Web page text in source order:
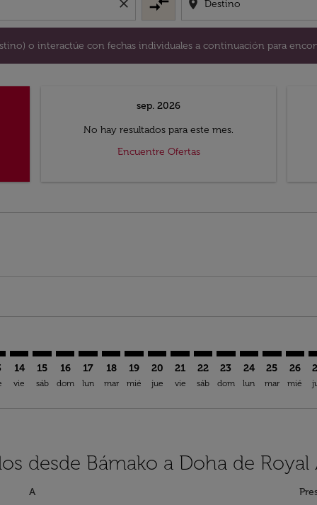
close location_on
o interactúe con fechas individuales a continuación para
sep. 2026
No hay resultados para este mes.
Encuentre Ofertas
14
vie
15
sáb
16
dom
17
lun
18
mar
BKO–DOH: cmp-view-offers-
19
mié
BKO–DOH: cmp-view-offers-
20
jue
BKO–DOH: cmp-view-
21
vie
BKO–DOH: cmp-
22
sáb
BKO–DOH: cmp-
23
dom
BKO–DOH:
24
lun
25
mar
26
mié
desde Bámako a Doha de Royal
A